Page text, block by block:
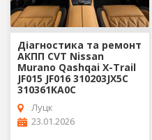
Діагностика та ремонт
АКПП CVT Nissan
Murano Qashqai X-Trail
JF015 JF016 310203JX5C
310361KA0C
Луцк
23.01.2026